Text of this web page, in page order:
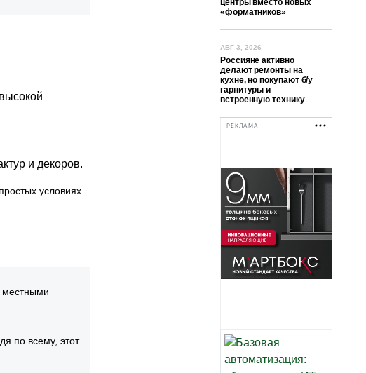
и декоров.
условиях
местными
по всему, этот
центры вместо новых
«форматников»
АВГ 3, 2026
Россияне активно
делают ремонты на
кухне, но покупают б/у
гарнитуры и
встроенную технику
РЕКЛАМА